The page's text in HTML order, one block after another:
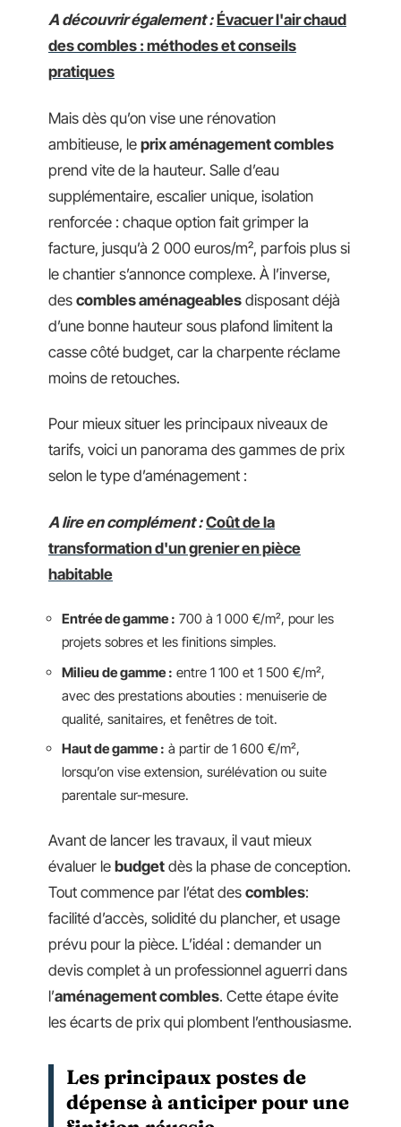
A découvrir également : Évacuer l'air chaud
des combles : méthodes et conseils
pratiques
Mais dès qu’on vise une rénovation
ambitieuse, le prix aménagement combles
prend vite de la hauteur. Salle d’eau
supplémentaire, escalier unique, isolation
renforcée : chaque option fait grimper la
facture, jusqu’à 2 000 euros/m², parfois plus si
le chantier s’annonce complexe. À l’inverse,
des combles aménageables disposant déjà
d’une bonne hauteur sous plafond limitent la
casse côté budget, car la charpente réclame
moins de retouches.
Pour mieux situer les principaux niveaux de
tarifs, voici un panorama des gammes de prix
selon le type d’aménagement :
A lire en complément : Coût de la
transformation d'un grenier en pièce
habitable
Entrée de gamme : 700 à 1 000 €/m², pour les
projets sobres et les finitions simples.
Milieu de gamme : entre 1 100 et 1 500 €/m²,
avec des prestations abouties : menuiserie de
qualité, sanitaires, et fenêtres de toit.
Haut de gamme : à partir de 1 600 €/m²,
lorsqu’on vise extension, surélévation ou suite
parentale sur-mesure.
Avant de lancer les travaux, il vaut mieux
évaluer le budget dès la phase de conception.
Tout commence par l’état des combles:
facilité d’accès, solidité du plancher, et usage
prévu pour la pièce. L’idéal : demander un
devis complet à un professionnel aguerri dans
l’aménagement combles. Cette étape évite
les écarts de prix qui plombent l’enthousiasme.
Les principaux postes de
dépense à anticiper pour une